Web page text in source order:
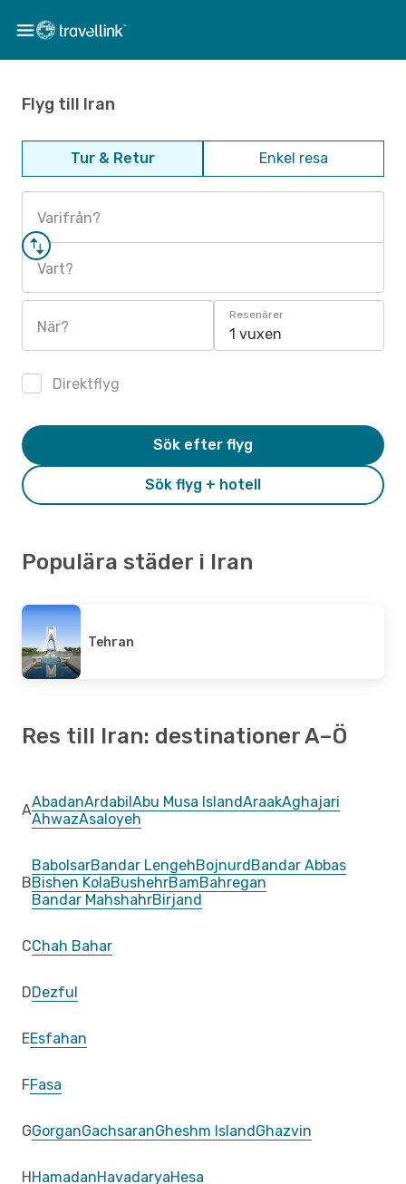
Flyg till Iran
Tur & Retur Enkel resa
Varifrån?
Vart?
När?
Resenärer
1 vuxen
Direktflyg
Sök flyg + hotell
Sök efter flyg
Populära städer i Iran
Tehran
Res till Iran: destinationer A–Ö
AAbadanArdabilAbu Musa IslandAraakAghajari
AhwazAsaloyeh
B
BabolsarBandar LengehBojnurdBandar Abbas
Bishen KolaBushehrBamBahregan
Bandar MahshahrBirjand
CChah Bahar
DDezful
EEsfahan
FFasa
GGorganGachsaranGheshm IslandGhazvin
HHamadanHavadaryaHesa